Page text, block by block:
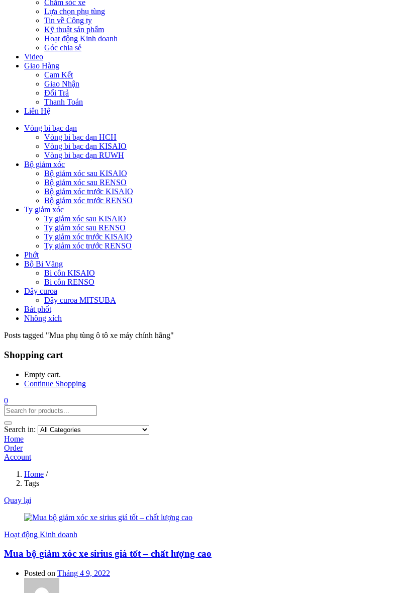
Chăm sóc xe
Lựa chọn phụ tùng
Tin về Công ty
Kỹ thuật sản phẩm
Hoạt động Kinh doanh
Góc chia sẻ
Video
Giao Hàng
Cam Kết
Giao Nhận
Đổi Trả
Thanh Toán
Liên Hệ
Vòng bi bạc đạn
Vòng bi bạc đạn HCH
Vòng bi bạc đạn KISAIO
Vòng bi bạc đạn RUWH
Bộ giảm xóc
Bộ giảm xóc sau KISAIO
Bộ giảm xóc sau RENSO
Bộ giảm xóc trước KISAIO
Bộ giảm xóc trước RENSO
Ty giảm xóc
Ty giảm xóc sau KISAIO
Ty giảm xóc sau RENSO
Ty giảm xóc trước KISAIO
Ty giảm xóc trước RENSO
Phớt
Bộ Bi Văng
Bi côn KISAIO
Bi côn RENSO
Dây curoa
Dây curoa MITSUBA
Bát phốt
Nhông xích
Posts tagged "Mua phụ tùng ô tô xe máy chính hãng"
Shopping cart
Empty cart.
Continue Shopping
0
Search in:
Home
Order
Account
Home /
Tags
Quay lại
Hoạt động Kinh doanh
Mua bộ giảm xóc xe sirius giá tốt – chất lượng cao
Posted on Tháng 4 9, 2022